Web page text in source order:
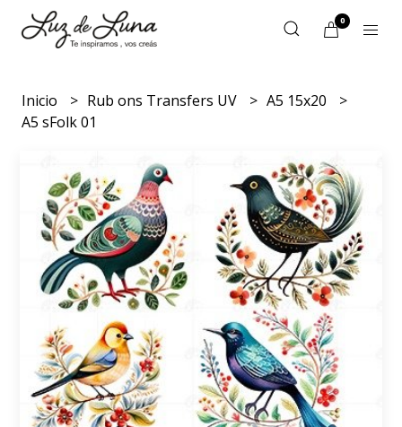
0
Inicio Rub ons Transfers UV
A5 15x20
A5 sFolk 01